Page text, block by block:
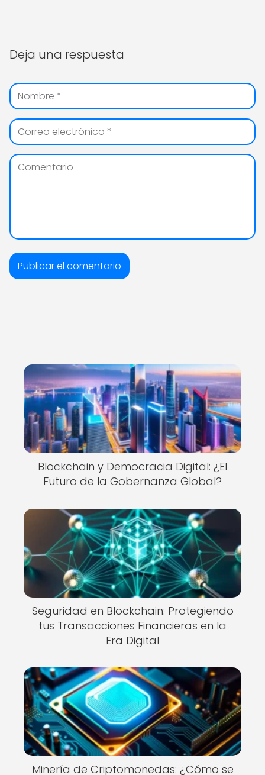
Deja una respuesta
Blockchain y Democracia Digital: ¿El
Futuro de la Gobernanza Global?
Seguridad en Blockchain: Protegiendo
tus Transacciones Financieras en la
Era Digital
Minería de Criptomonedas: ¿Cómo se